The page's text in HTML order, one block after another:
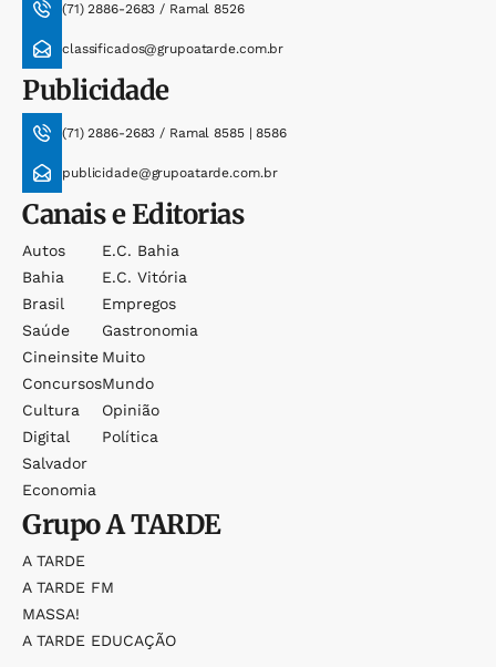
(71) 2886-2683 / Ramal 8526
classificados@grupoatarde.com.br
Publicidade
(71) 2886-2683 / Ramal 8585 | 8586
publicidade@grupoatarde.com.br
Canais e Editorias
Autos
Bahia
Brasil
Saúde
Cineinsite
Concursos
Cultura
Digital
Salvador
Economia
E.c. Bahia
E.c. Vitória
Empregos
Gastronomia
Muito
Mundo
Opinião
Política
GrupoA TARDE
A TARDE
A TARDE FM
MASSA!
A TARDE EDUCAÇÃO